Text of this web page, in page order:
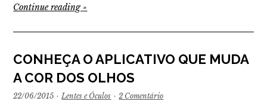
Continue reading»
CONHEÇA O APLICATIVO QUE MUDA
A COR DOS OLHOS
22/06/2015 · Lentes e Óculos · 2 Comentário